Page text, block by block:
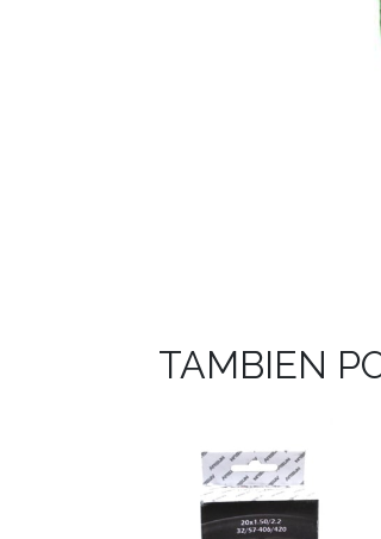
TAMBIEN